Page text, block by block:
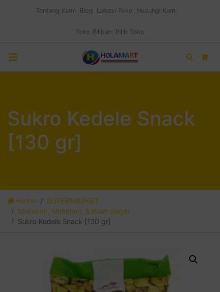
Tentang Kami Blog Lokasi Toko Hubungi Kami
Toko Pilihan: Pilih Toko
Search
Sukro Kedele Snack
[130 gr]
Home
SUPERMARKET
Makanan, Minuman, & Buah Segar
Sukro Kedele Snack [130 gr]